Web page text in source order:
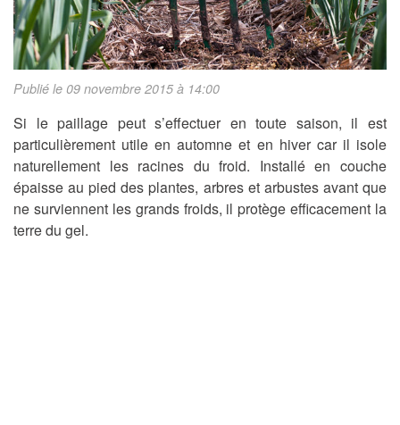
Publié le 09 novembre 2015 à 14:00
Si le paillage peut s’effectuer en toute saison, il est
particulièrement utile en automne et en hiver car il isole
naturellement les racines du froid. Installé en couche
épaisse au pied des plantes, arbres et arbustes avant que
ne surviennent les grands froids, il protège efficacement la
terre du gel.